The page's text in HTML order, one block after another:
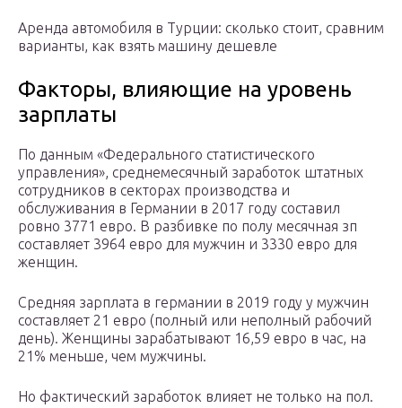
Аренда автомобиля в Турции: сколько стоит, сравним
варианты, как взять машину дешевле
Факторы, влияющие на уровень
зарплаты
По данным «Федерального статистического
управления», среднемесячный заработок штатных
сотрудников в секторах производства и
обслуживания в Германии в 2017 году составил
ровно 3771 евро. В разбивке по полу месячная зп
составляет 3964 евро для мужчин и 3330 евро для
женщин.
Средняя зарплата в германии в 2019 году у мужчин
составляет 21 евро (полный или неполный рабочий
день). Женщины зарабатывают 16,59 евро в час, на
21% меньше, чем мужчины.
Но фактический заработок влияет не только на пол.